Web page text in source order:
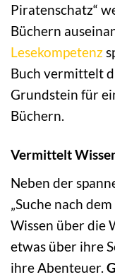
Piratenschatz“
Büchern
Lesekompetenz
Buch vermittelt
Grundstein für
Büchern.
Vermittelt
Neben der
„Suche nach
Wissen über die
etwas über ihre
ihre Abenteuer.